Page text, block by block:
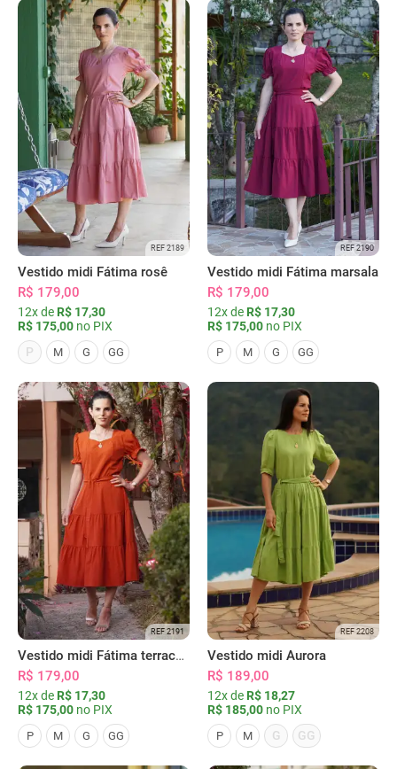
REF 2189
Vestido midi Fátima rosê
R$ 179,00
12x de R$ 17,30
R$ 175,00 no PIX
P
M G GG
REF 2190
Vestido midi Fátima marsala
R$ 179,00
12x de R$ 17,30
R$ 175,00 no PIX
P M G GG
REF 2191
Vestido midi Fátima terracota
R$ 179,00
12x de R$ 17,30
R$ 175,00 no PIX
P M G GG
REF 2208
Vestido midi Aurora
R$ 189,00
12x de R$ 18,27
R$ 185,00 no PIX
P M G GG